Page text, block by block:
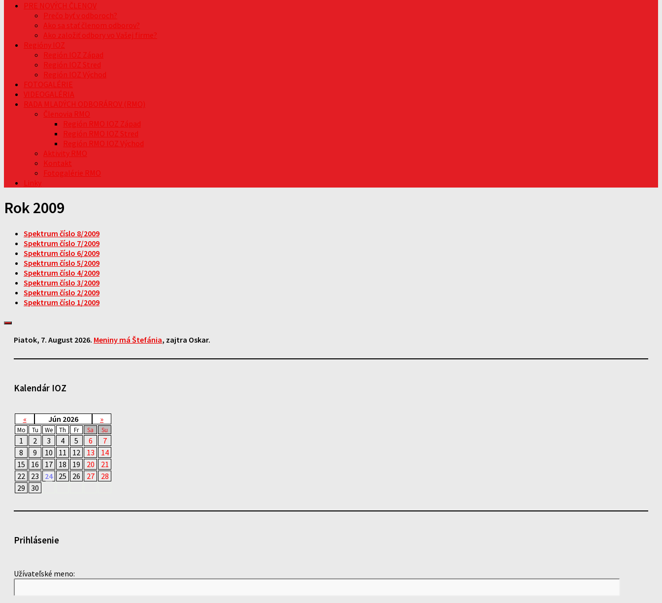
PRE NOVÝCH ČLENOV
Prečo byť v odboroch?
Ako sa stať členom odborov?
Ako založiť odbory vo Vašej firme?
Regióny IOZ
Región IOZ Západ
Región IOZ Stred
Región IOZ Východ
FOTOGALÉRIE
VIDEOGALÉRIA
RADA MLADÝCH ODBORÁROV (RMO)
Členovia RMO
Región RMO IOZ Západ
Región RMO IOZ Stred
Región RMO IOZ Východ
Aktivity RMO
Kontakt
Fotogalérie RMO
Linky
Rok 2009
Spektrum číslo 8/2009
Spektrum číslo 7/2009
Spektrum číslo 6/2009
Spektrum číslo 5/2009
Spektrum číslo 4/2009
Spektrum číslo 3/2009
Spektrum číslo 2/2009
Spektrum číslo 1/2009
Piatok, 7. August 2026. Meniny má Štefánia, zajtra Oskar.
Kalendár IOZ
« Jún 2026 »
Mo Tu We Th Fr Sa Su
1 2 3 4 5 6
7
8
9 10 11 12 13
14
15
16 17 18 19 20
21
22
23 24 25 26 27
28
29
30
Prihlásenie
Užívateľské meno: